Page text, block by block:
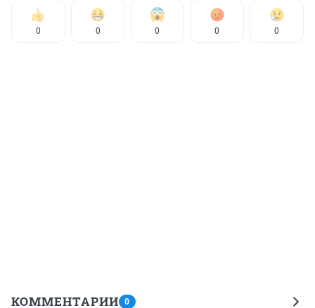
0 0 0 0 0
КОММЕНТАРИИ 0